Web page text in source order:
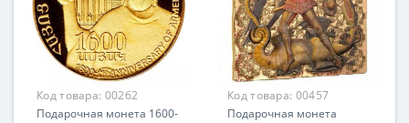
Код товара: 00262
Подарочная монета 1600-
Код товара: 00457
Подарочная монета